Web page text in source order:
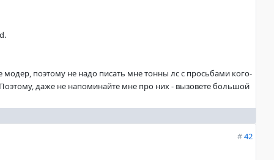
поэтому не надо писать мне тонны лс с просьбами кого-
даже не напоминайте мне про них - вызовете большой
#42